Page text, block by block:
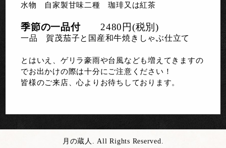
水物 自家製甘味二種 珈琲又は紅茶
季節の一品付2480円(税別)
一品 賀茂茄子と国産和牛焼きしゃぶ仕立て
とはいえ、ゲリラ豪雨や台風なども増えてきますの
でお出かけの際は十分にご注意ください！
皆様のご来店、心よりお待ちしております。
月の蔵人. All Rights Reserved.